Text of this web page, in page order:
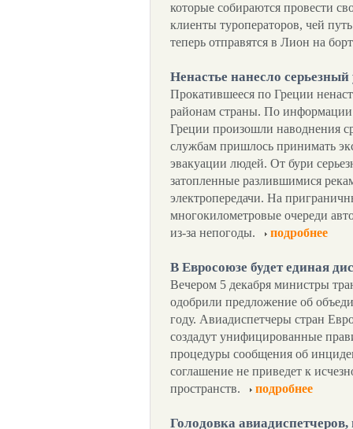
которые собираются провести
клиенты туроператоров, чей
теперь отправятся в Лион на
Ненастье нанесло
Прокатившееся по Греции
районам страны. По
Греции произошли наводнения
службам пришлось принимать
эвакуации людей. От бури
затопленные разлившимися
электропередачи. На
многокилометровые очереди
из-за непогоды.
подробнее
В Евросоюзе будет единая
Вечером 5 декабря министры
одобрили предложение об
году. Авиадиспетчеры стран
создадут унифицированные
процедуры сообщения об
соглашение не приведет к
пространств.
подробнее
Голодовка